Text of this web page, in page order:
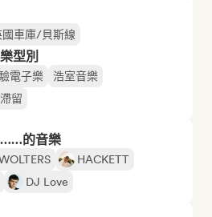
國車庫/貝斯線
型別
電子樂
浩室音樂
留
……的音樂
HACKETT
DJ Love